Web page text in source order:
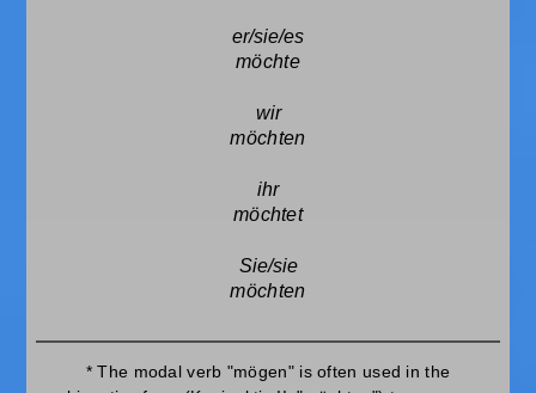
möchte
möchten
möchtet
möchten
* The modal verb "mögen" is often used in the